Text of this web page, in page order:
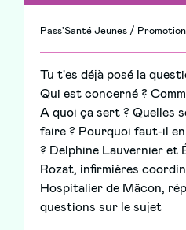
Pass'Santé Jeunes /
Tu t'es déjà posé la
Qui est concerné ?
A quoi ça sert ? Quelles
faire ? Pourquoi faut-il
? Delphine Lauvernier et
Rozat, infirmières
Hospitalier de Mâcon,
questions sur le sujet